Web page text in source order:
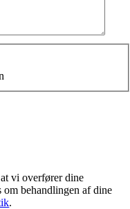
vi overfører dine
behandlingen af dine
.